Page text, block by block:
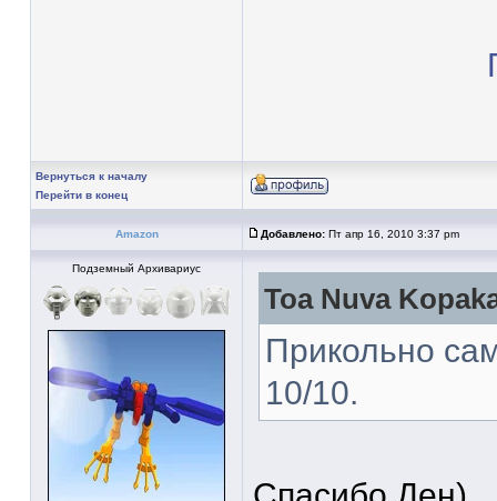
Вернуться к началу
Перейти в конец
Amazon Добавлено: Пт апр 16, 2010 3:37 pm
Подземный Архивариус
Toa Nuva
Прикольно
10/10.